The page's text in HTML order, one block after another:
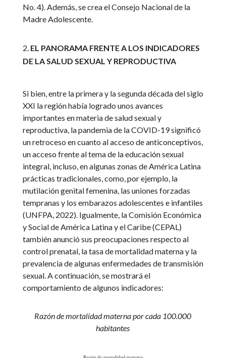
No. 4). Además, se crea el Consejo Nacional de la
Madre Adolescente.
EL PANORAMA FRENTE A LOS INDICADORES
DE LA SALUD SEXUAL Y REPRODUCTIVA
Si bien, entre la primera y la segunda década del siglo
XXI la región había logrado unos avances
importantes en materia de salud sexual y
reproductiva, la pandemia de la COVID-19 significó
un retroceso en cuanto al acceso de anticonceptivos,
un acceso frente al tema de la educación sexual
integral, incluso, en algunas zonas de América Latina
prácticas tradicionales, como, por ejemplo, la
mutilación genital femenina, las uniones forzadas
tempranas y los embarazos adolescentes e infantiles
(UNFPA, 2022). Igualmente, la Comisión Económica
y Social de América Latina y el Caribe (CEPAL)
también anunció sus preocupaciones respecto al
control prenatal, la tasa de mortalidad materna y la
prevalencia de algunas enfermedades de transmisión
sexual. A continuación, se mostrará el
comportamiento de algunos indicadores:
Razón de mortalidad materna por cada 100.000
habitantes